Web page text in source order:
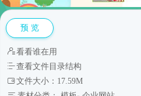
预 览
看看谁在用
查看文件目录结构
文件大小：17.59M